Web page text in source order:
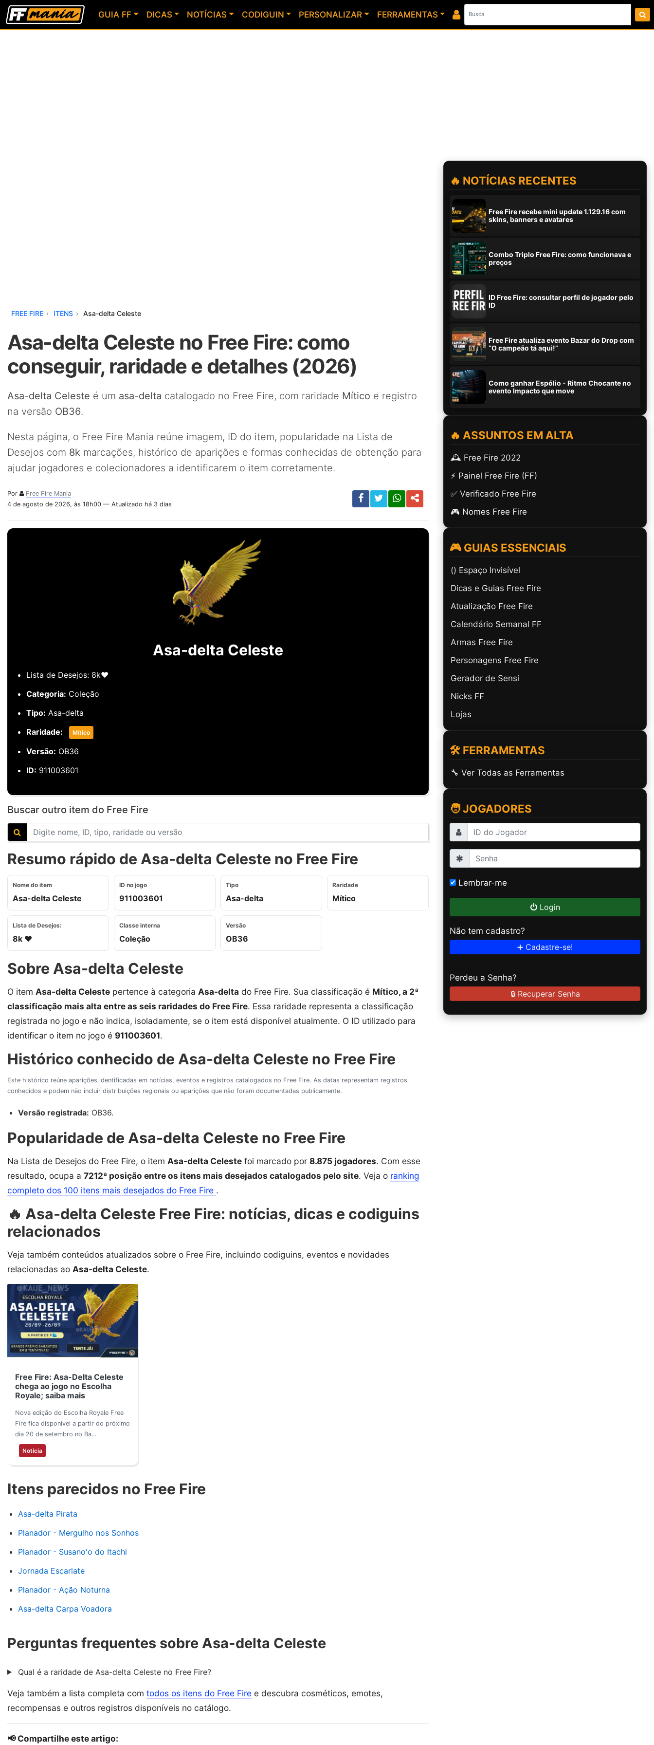
GUIA FF DICAS NOTÍCIAS CODIGUIN PERSONALIZAR FERRAMENTAS
FREE FIRE ITENS Asa-delta Celeste
Asa-delta Celeste no Free Fire: como
conseguir, raridade e detalhes (2026)
Asa-delta Celeste é um asa-delta catalogado no Free Fire, com raridade Mítico e registro
na versão OB36.
Nesta página, o Free Fire Mania reúne imagem, ID do item, popularidade na Lista de
Desejos com 8k marcações, histórico de aparições e formas conhecidas de obtenção para
ajudar jogadores e colecionadores a identificarem o item corretamente.
Por
Free Fire Mania
4 de agosto de 2026, às 18h00 — Atualizado há 3 dias
Asa-delta Celeste
Lista de Desejos: 8k❤️
Categoria: Coleção
Tipo: Asa-delta
Raridade:
Mítico
Versão: OB36
ID: 911003601
Buscar outro item do Free Fire
Resumo rápido de Asa-delta Celeste no Free Fire
Nome do item
Asa-delta Celeste
ID no jogo
911003601
Tipo
Asa-delta
Raridade
Mítico
Lista de Desejos:
8k ❤️
Classe interna
Coleção
Versão
OB36
Sobre Asa-delta Celeste
O item Asa-delta Celeste pertence à categoria Asa-delta do Free Fire. Sua classificação é Mítico, a 2ª
classificação mais alta entre as seis raridades do Free Fire. Essa raridade representa a classificação
registrada no jogo e não indica, isoladamente, se o item está disponível atualmente. O ID utilizado para
identificar o item no jogo é 911003601.
Histórico conhecido de Asa-delta Celeste no Free Fire
Este histórico reúne aparições identificadas em notícias, eventos e registros catalogados no Free Fire. As datas representam registros
conhecidos e podem não incluir distribuições regionais ou aparições que não foram documentadas publicamente.
Versão registrada: OB36.
Popularidade de Asa-delta Celeste no Free Fire
Na Lista de Desejos do Free Fire, o item Asa-delta Celeste foi marcado por 8.875 jogadores. Com esse
resultado, ocupa a 7212ª posição entre os itens mais desejados catalogados pelo site. Veja o ranking
completo dos 100 itens mais desejados do Free Fire .
🔥 Asa-delta Celeste Free Fire: notícias, dicas e codiguins
relacionados
Veja também conteúdos atualizados sobre o Free Fire, incluindo codiguins, eventos e novidades
relacionadas ao Asa-delta Celeste.
Free Fire: Asa-Delta Celeste
chega ao jogo no Escolha
Royale; saiba mais
Nova edição do Escolha Royale Free
Fire fica disponível a partir do próximo
dia 20 de setembro no Ba…
Notícia
Itens parecidos no Free Fire
Asa-delta Pirata
Planador - Mergulho nos Sonhos
Planador - Susano'o do Itachi
Jornada Escarlate
Planador - Ação Noturna
Asa-delta Carpa Voadora
Perguntas frequentes sobre Asa-delta Celeste
Qual é a raridade de Asa-delta Celeste no Free Fire?
Veja também a lista completa com todos os itens do Free Fire e descubra cosméticos, emotes,
recompensas e outros registros disponíveis no catálogo.
📢 Compartilhe este artigo:
🔥 NOTÍCIAS RECENTES
Free Fire recebe mini update 1.129.16 com
skins, banners e avatares
Combo Triplo Free Fire: como funcionava e
preços
ID Free Fire: consultar perfil de jogador pelo
ID
Free Fire atualiza evento Bazar do Drop com
“O campeão tá aqui!”
Como ganhar Espólio - Ritmo Chocante no
evento Impacto que move
🔥 ASSUNTOS EM ALTA
🕰️ Free Fire 2022
⚡ Painel Free Fire (FF)
✅ Verificado Free Fire
🎮 Nomes Free Fire
🎮 GUIAS ESSENCIAIS
(ㅤ) Espaço Invisível
Dicas e Guias Free Fire
Atualização Free Fire
Calendário Semanal FF
Armas Free Fire
Personagens Free Fire
Gerador de Sensi
Nicks FF
Lojas
🛠️ FERRAMENTAS
🔧 Ver Todas as Ferramentas
🧑 JOGADORES
Lembrar-me
Login
Não tem cadastro?
➕ Cadastre-se!
Perdeu a Senha?
🔒 Recuperar Senha